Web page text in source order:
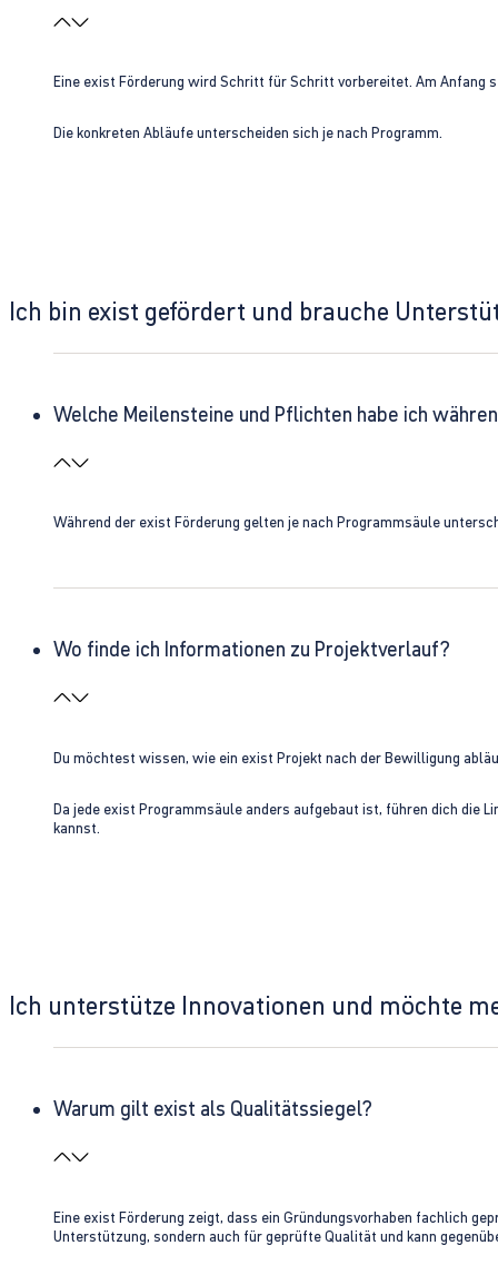
Eine exist Förderung wird Schritt für Schritt vorbereitet. Am Anfang
Die konkreten Abläufe unterscheiden sich je nach Programm.
Ich bin exist gefördert und brauche
Welche Meilensteine und Pflichten habe ich
Während der exist Förderung gelten je nach Programmsäule
Wo finde ich Informationen zu Projektverlauf?
Du möchtest wissen, wie ein exist Projekt nach der Bewilligung
Da jede exist Programmsäule anders aufgebaut ist, führen dich die
kannst.
Ich unterstütze Innovationen und möchte
Warum gilt exist als Qualitätssiegel?
Eine exist Förderung zeigt, dass ein Gründungsvorhaben fachlich
Unterstützung, sondern auch für geprüfte Qualität und kann